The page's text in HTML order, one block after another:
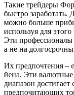
Такие трейдеры
быстро заработать.
можно больше
используя для
Эти профессионалы
а не на
Их предпочтения –
йена. Эти
диапазон
предпочитающих